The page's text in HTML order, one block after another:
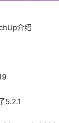
介绍
5.2.1